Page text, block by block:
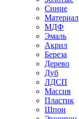
Синие
Материал
МДФ
Эмаль
Акрил
Береза
Дерево
Дуб
ЛДСП
Массив
Пластик
Шпон